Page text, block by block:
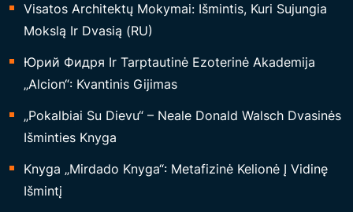
Visatos Architektų Mokymai: Išmintis, Kuri Sujungia
Mokslą Ir Dvasią (RU)
Юрий Фидря Ir Tarptautinė Ezoterinė Akademija
„Alcion“: Kvantinis Gijimas
„Pokalbiai Su Dievu“ – Neale Donald Walsch Dvasinės
Išminties Knyga
Knyga „Mirdado Knyga“: Metafizinė Kelionė Į Vidinę
Išmintį